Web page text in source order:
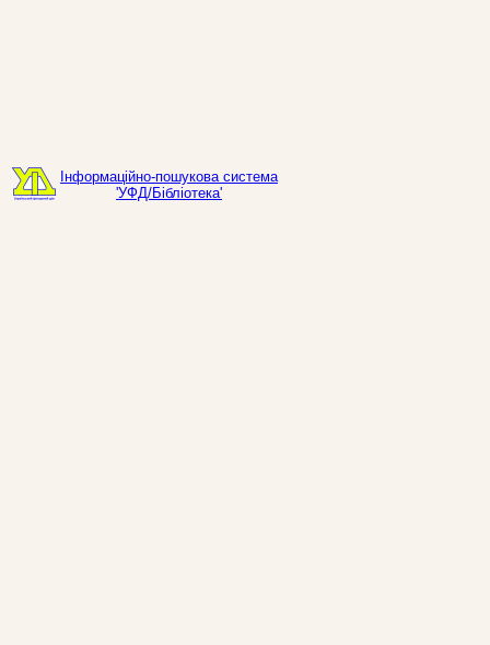
Інформаційно-пошукова система
'УФД/Бібліотека'